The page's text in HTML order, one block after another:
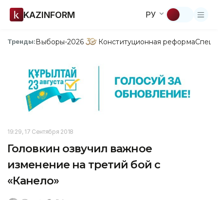
KAZINFORM РУ
Тренды:Выборы-2026 Конституционная реформа
19:29, 17 Сентября 2018
Головкин озвучил важное
изменение на третий бой с
«Канело»